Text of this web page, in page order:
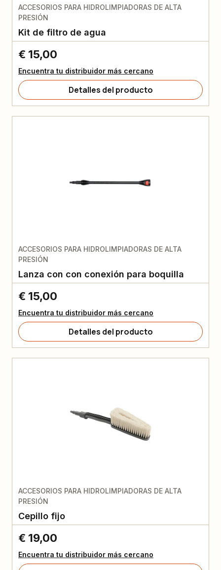
ACCESORIOS PARA HIDROLIMPIADORAS DE ALTA
PRESIÓN
Kit de filtro de agua
€ 15,00
Encuentra tu distribuidor más cercano
Detalles del producto
ACCESORIOS PARA HIDROLIMPIADORAS DE ALTA
PRESIÓN
Lanza con con conexión para boquilla
€ 15,00
Encuentra tu distribuidor más cercano
Detalles del producto
ACCESORIOS PARA HIDROLIMPIADORAS DE ALTA
PRESIÓN
Cepillo fijo
€ 19,00
Encuentra tu distribuidor más cercano